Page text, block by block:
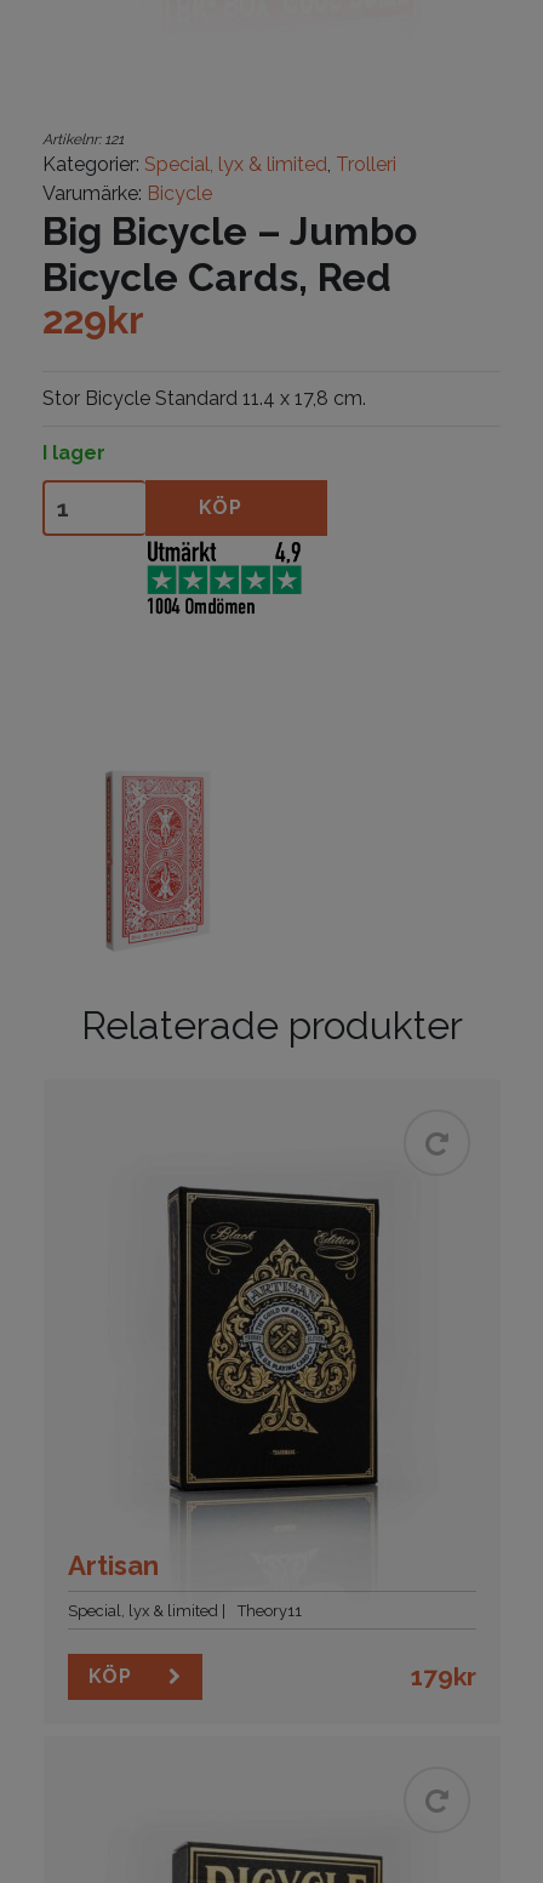
Artikelnr: 121
Kategorier: Special, lyx & limited, Trolleri
Varumärke: Bicycle
Big Bicycle – Jumbo
Bicycle Cards, Red
229kr
Stor Bicycle Standard 11.4 x 17,8 cm.
I lager
Big Bicycle - Jumbo Bicycle Cards, Red mängd
KÖP
Relaterade produkter
Artisan
Special, lyx & limited Theory11
KÖP 179kr